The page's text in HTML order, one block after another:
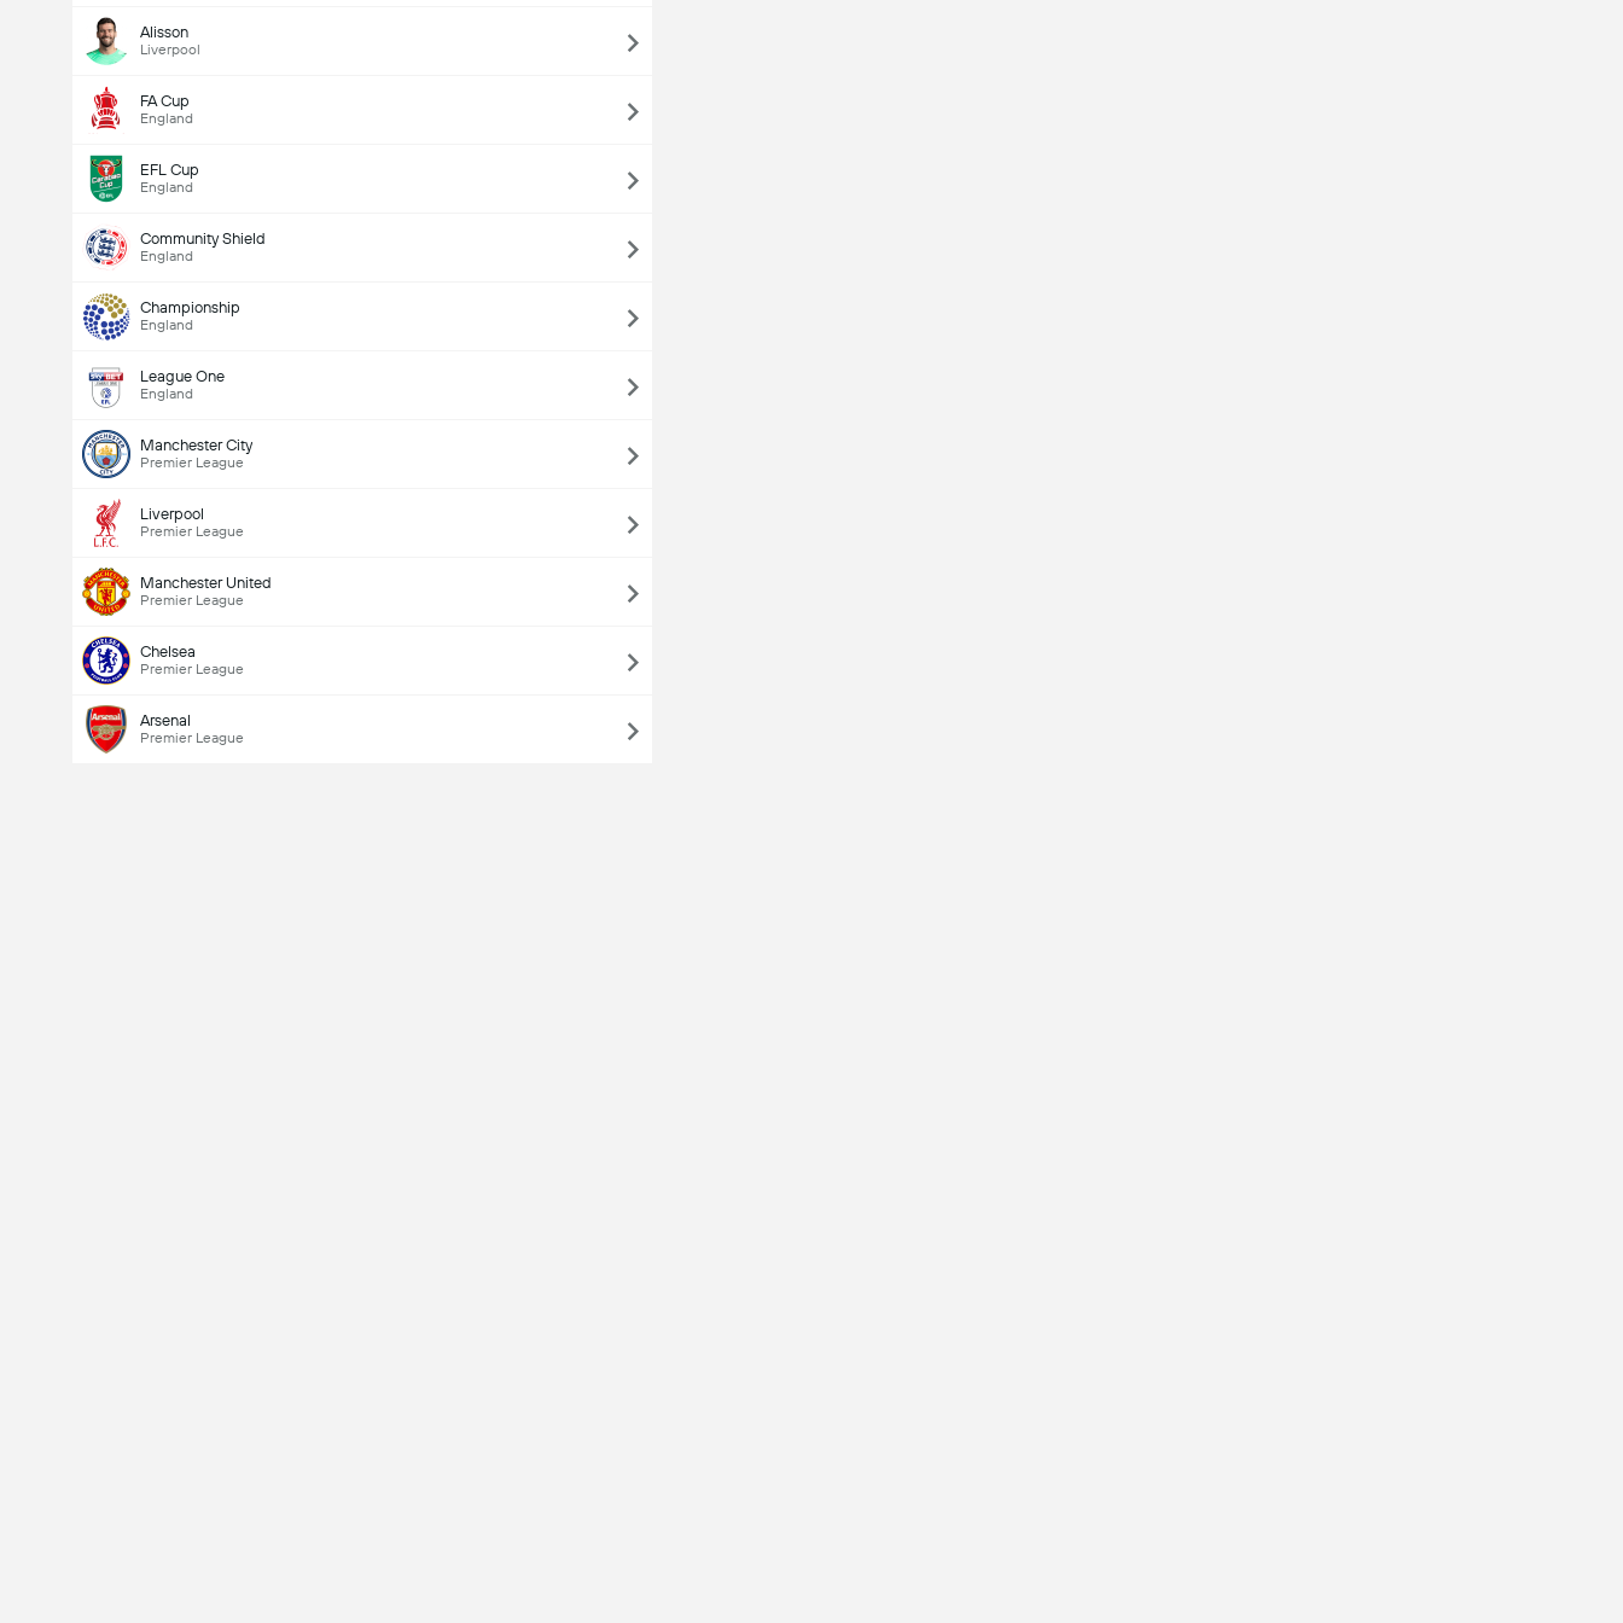
Alisson
Liverpool
FA Cup
England
EFL Cup
England
Community Shield
England
Championship
England
League One
England
Manchester City
Premier League
Liverpool
Premier League
Manchester United
Premier League
Chelsea
Premier League
Arsenal
Premier League